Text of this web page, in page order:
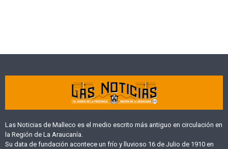
Las Noticias de Malleco es el medio escrito más antiguo en circulación en
la Región de La Araucanía.
Su data de fundación acontece un frío y lluvioso 16 de Julio de 1910 en